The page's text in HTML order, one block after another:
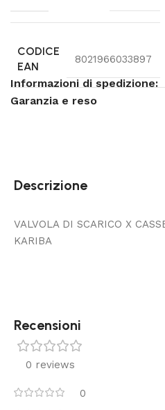
CODICE
EAN
8021966033897
Informazioni di spedizione:
Garanzia e reso
Descrizione
VALVOLA DI SCARICO X
KARIBA
Recensioni
0 reviews
0